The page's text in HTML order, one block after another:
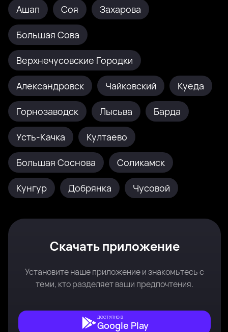
Ашап Соя Захарова
Большая Сова
Верхнечусовские Городки
Александровск Чайковский Куеда
Горнозаводск Лысьва Барда
Усть-Качка Култаево
Большая Соснова Соликамск
Кунгур Добрянка Чусовой
Скачать приложение
Установите наше приложение и знакомьтесь с
теми, кто разделяет ваши предпочтения.
ДОСТУПНО В
Google Play